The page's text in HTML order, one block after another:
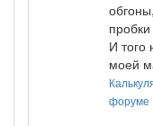
И того
моей
форуме